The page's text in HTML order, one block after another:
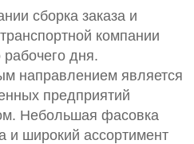
сборка заказа и
компании
дня.
направлением является
предприятий
Небольшая фасовка
и широкий ассортимент